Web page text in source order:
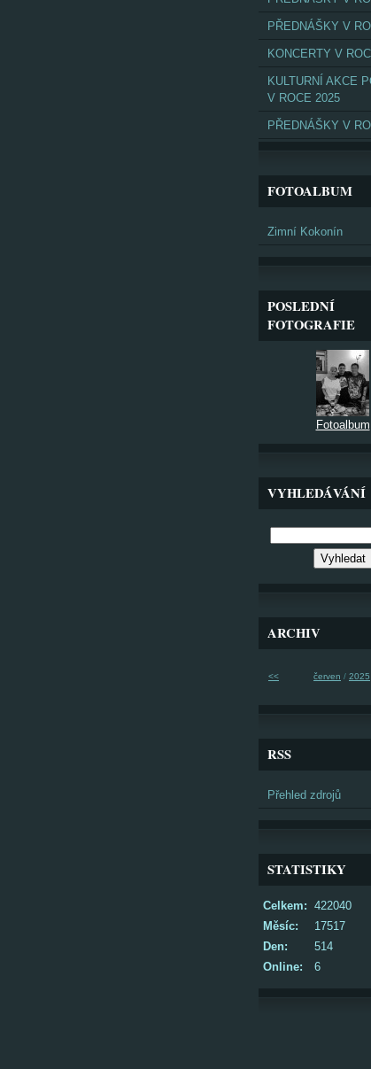
PŘEDNÁŠKY V
KONCERTY V
KULTURNÍ AKCE
V ROCE 2025
PŘEDNÁŠKY V
FOTOALBUM
Zimní Kokonín
POSLEDNÍ
FOTOGRAFIE
Fotoalbum
VYHLEDÁVÁNÍ
ARCHIV
<< červen / 2025
RSS
Přehled zdrojů
STATISTIKY
Online: 6
Celkem: 422040
Měsíc:
17517
Den:
514